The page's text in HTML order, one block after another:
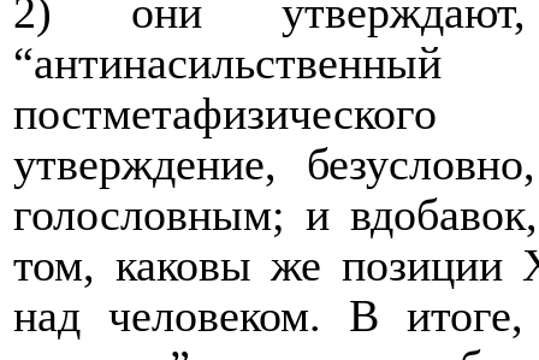
2) они
утверждение,
голословным; и
том, каковы же позиции
над человеком. В